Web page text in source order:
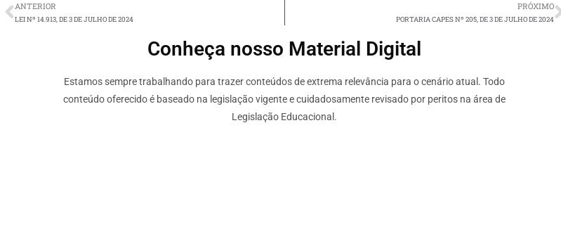
ANTERIOR
LEI Nº 14.913, DE 3 DE JULHO DE 2024
PRÓXIMO
PORTARIA CAPES Nº 205, DE 3 DE JULHO DE 2024
Conheça nosso Material Digital
Estamos sempre trabalhando para trazer conteúdos de extrema relevância para o cenário atual. Todo
conteúdo oferecido é baseado na legislação vigente e cuidadosamente revisado por peritos na área de
Legislação Educacional.